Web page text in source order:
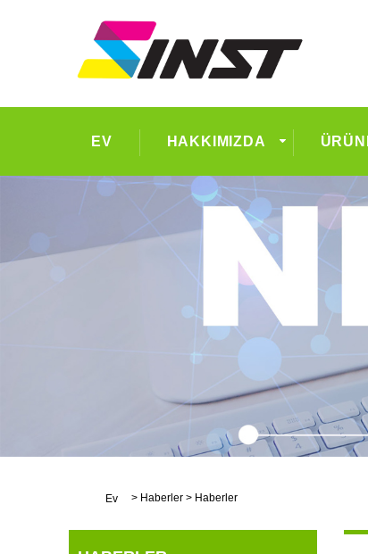
EV HAKKIMIZDA
Ev > Haberler > Haberler